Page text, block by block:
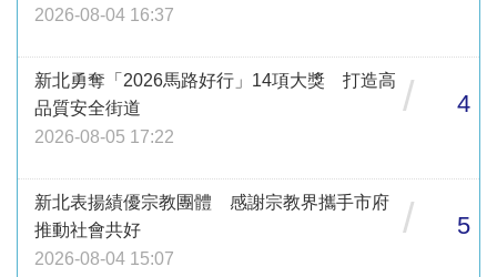
2026-08-04 16:37
新北勇奪「2026馬路好行」14項大獎 打造高
品質安全街道
2026-08-05 17:22
/ 4
新北表揚績優宗教團體 感謝宗教界攜手市府
推動社會共好
2026-08-04 15:07
/ 5